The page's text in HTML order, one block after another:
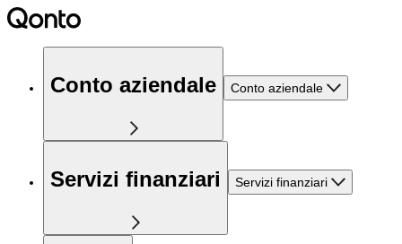
Conto aziendale Conto aziendale
Servizi finanziari Servizi finanziari